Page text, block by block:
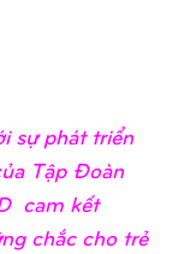
sự phát triển
Tập Đoàn
cam kết
chắc cho trẻ